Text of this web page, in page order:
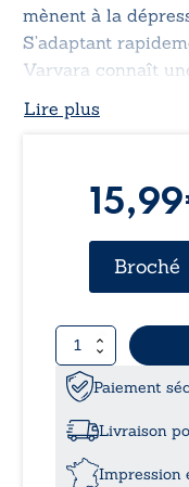
mènent à la
S’adaptant
Varvara connaît
Lire plus
15,99
Broché
quantité
de
Varvara
De
Paiement
Livraison
Impression